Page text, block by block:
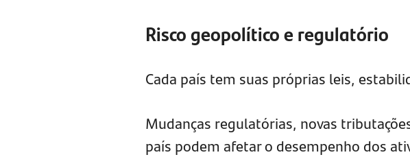
Risco geopolítico e regulatório
Cada país tem suas próprias leis,
Mudanças regulatórias, novas
país podem afetar o desempenho dos